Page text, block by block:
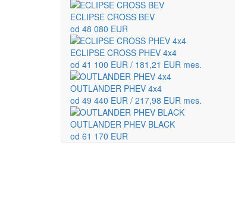
ECLIPSE CROSS BEV
od 48 080 EUR
ECLIPSE CROSS PHEV 4x4
od 41 100 EUR / 181,21 EUR mes.
OUTLANDER PHEV 4x4
od 49 440 EUR / 217,98 EUR mes.
OUTLANDER PHEV BLACK
od 61 170 EUR